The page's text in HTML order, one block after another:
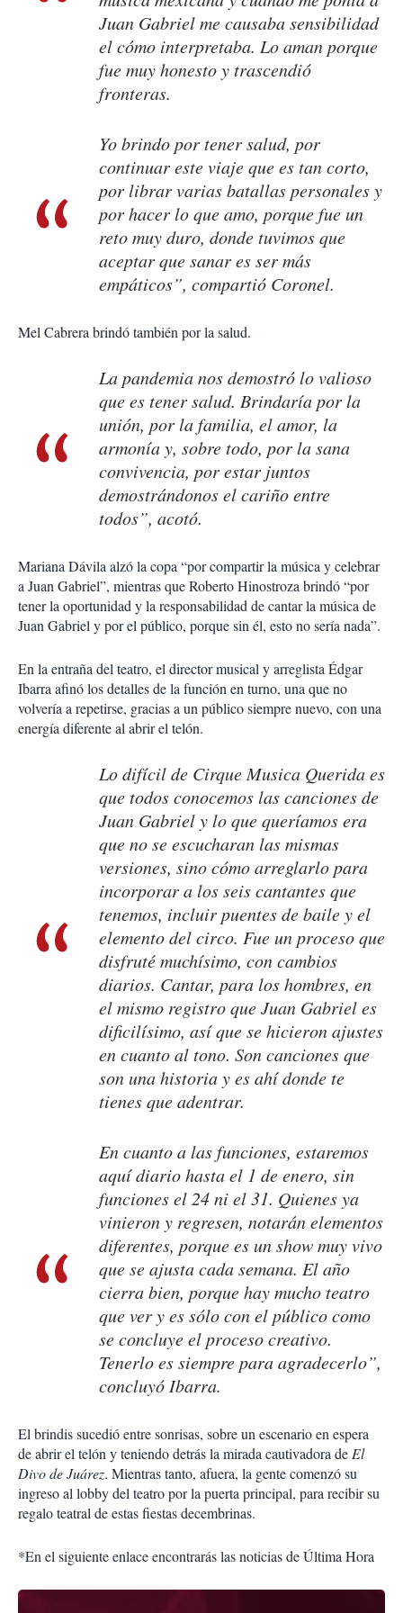
Juan Gabriel me causaba sensibilidad
el cómo interpretaba. Lo aman porque
fue muy honesto y trascendió
fronteras.
Yo brindo por tener salud, por
continuar este viaje que es tan corto,
por librar varias batallas personales y
por hacer lo que amo, porque fue un
reto muy duro, donde tuvimos que
aceptar que sanar es ser más
empáticos”, compartió Coronel.
Mel Cabrera brindó también por la salud.
La pandemia nos demostró lo valioso
que es tener salud. Brindaría por la
unión, por la familia, el amor, la
armonía y, sobre todo, por la sana
convivencia, por estar juntos
demostrándonos el cariño entre
todos”, acotó.
Mariana Dávila alzó la copa “por compartir la música y celebrar
a Juan Gabriel”, mientras que Roberto Hinostroza brindó “por
tener la oportunidad y la responsabilidad de cantar la música de
Juan Gabriel y por el público, porque sin él, esto no sería nada”.
En la entraña del teatro, el director musical y arreglista Édgar
Ibarra afinó los detalles de la función en turno, una que no
volvería a repetirse, gracias a un público siempre nuevo, con una
energía diferente al abrir el telón.
Lo difícil de Cirque Musica Queridaes
que todos conocemos las canciones de
Juan Gabriel y lo que queríamos era
que no se escucharan las mismas
versiones, sino cómo arreglarlo para
incorporar a los seis cantantes que
tenemos, incluir puentes de baile y el
elemento del circo. Fue un proceso que
disfruté muchísimo, con cambios
diarios. Cantar, para los hombres, en
el mismo registro que Juan Gabriel es
dificilísimo, así que se hicieron ajustes
en cuanto al tono. Son canciones que
son una historia y es ahí donde te
tienes que adentrar.
En cuanto a las funciones, estaremos
aquí diario hasta el 1 de enero, sin
funciones el 24 ni el 31. Quienes ya
vinieron y regresen, notarán elementos
diferentes, porque es un show muy vivo
que se ajusta cada semana. El año
cierra bien, porque hay mucho teatro
que ver y es sólo con el público como
se concluye el proceso creativo.
Tenerlo es siempre para agradecerlo”,
concluyó Ibarra.
El brindis sucedió entre sonrisas, sobre un escenario en espera
de abrir el telón y teniendo detrás la mirada cautivadora deEl
Divo de Juárez. Mientras tanto, afuera, la gente comenzó su
ingreso al lobby del teatro por la puerta principal, para recibir su
regalo teatral de estas fiestas decembrinas.
*En el siguiente enlace encontrarás las noticias de Última Hora